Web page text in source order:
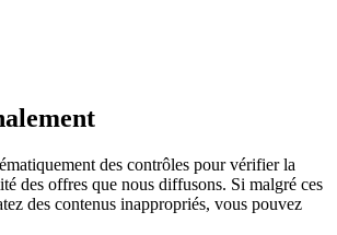
des contrôles pour vérifier la
des offres que nous diffusons. Si malgré ces
des contenus inappropriés, vous pouvez